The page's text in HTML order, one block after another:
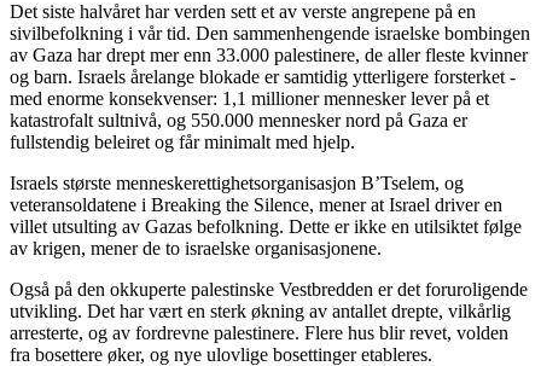
Det siste halvåret har verden sett et av verste angrepene på en
sivilbefolkning i vår tid. Den sammenhengende israelske bombingen
av Gaza har drept mer enn 33.000 palestinere, de aller fleste kvinner
og barn. Israels årelange blokade er samtidig ytterligere forsterket -
med enorme konsekvenser: 1,1 millioner mennesker lever på et
katastrofalt sultnivå, og 550.000 mennesker nord på Gaza er
fullstendig beleiret og får minimalt med hjelp.
Israels største menneskerettighetsorganisasjon B’Tselem, og
veteransoldatene i Breaking the Silence, mener at Israel driver en
villet utsulting av Gazas befolkning. Dette er ikke en utilsiktet følge
av krigen, mener de to israelske organisasjonene.
Også på den okkuperte palestinske Vestbredden er det foruroligende
utvikling. Det har vært en sterk økning av antallet drepte, vilkårlig
arresterte, og av fordrevne palestinere. Flere hus blir revet, volden
fra bosettere øker, og nye ulovlige bosettinger etableres.